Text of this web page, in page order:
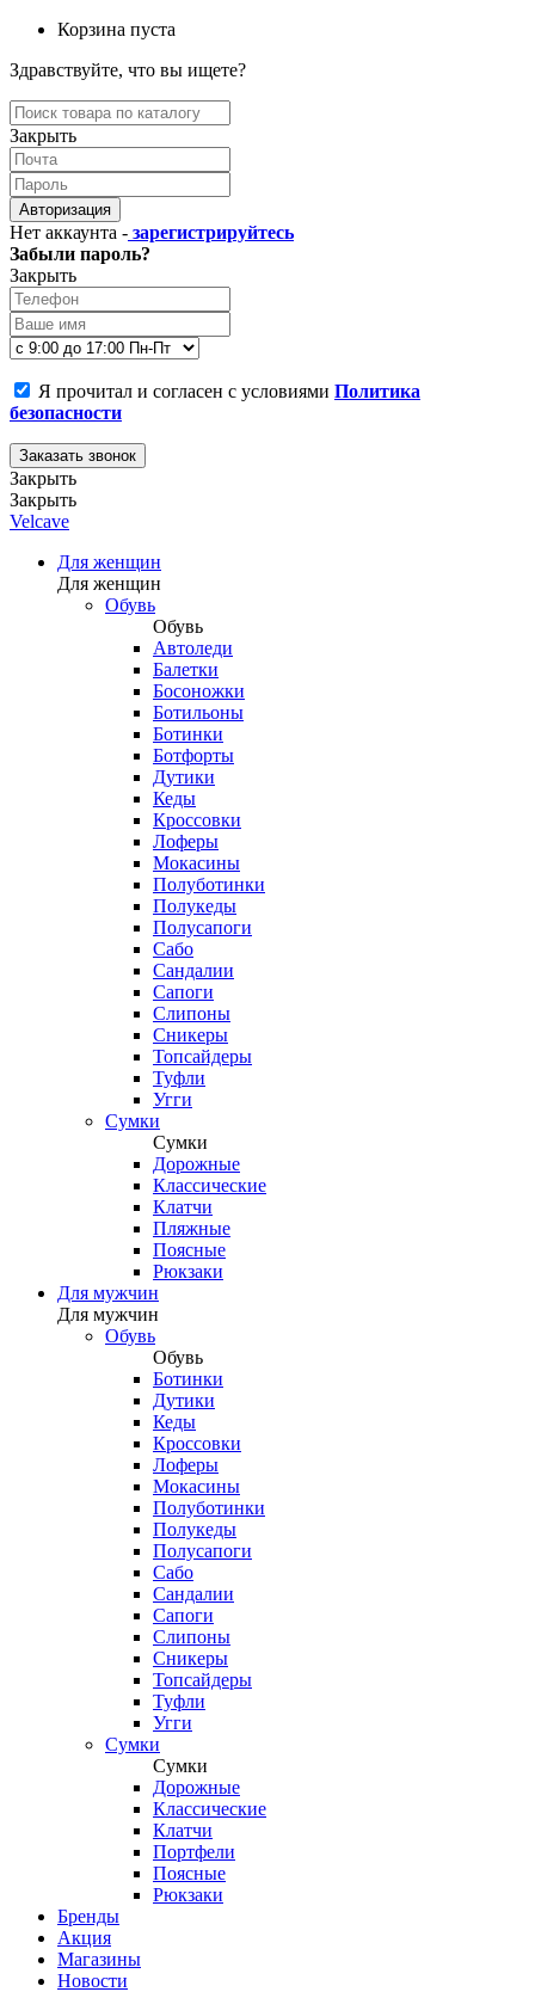
Корзина пуста
Здравствуйте, что вы ищете?
Закрыть
Авторизация
Нет аккаунта - зарегистрируйтесь
Забыли пароль?
Закрыть
Я прочитал и согласен с условиями Политика
безопасности
Заказать звонок
Закрыть
Закрыть
Velcave
Для женщин
Для женщин
Обувь
Обувь
Автоледи
Балетки
Босоножки
Ботильоны
Ботинки
Ботфорты
Дутики
Кеды
Кроссовки
Лоферы
Мокасины
Полуботинки
Полукеды
Полусапоги
Сабо
Сандалии
Сапоги
Слипоны
Сникеры
Топсайдеры
Туфли
Угги
Сумки
Сумки
Дорожные
Классические
Клатчи
Пляжные
Поясные
Рюкзаки
Для мужчин
Для мужчин
Обувь
Обувь
Ботинки
Дутики
Кеды
Кроссовки
Лоферы
Мокасины
Полуботинки
Полукеды
Полусапоги
Сабо
Сандалии
Сапоги
Слипоны
Сникеры
Топсайдеры
Туфли
Угги
Сумки
Сумки
Дорожные
Классические
Клатчи
Портфели
Поясные
Рюкзаки
Бренды
Акция
Магазины
Новости